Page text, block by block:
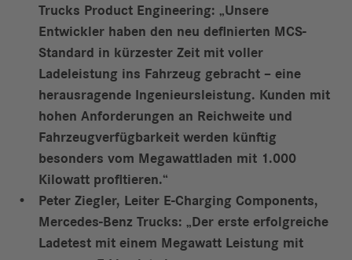
Trucks Product Engineering: „Unsere
Entwickler haben den neu definierten MCS-
Standard in kürzester Zeit mit voller
Ladeleistung ins Fahrzeug gebracht – eine
herausragende Ingenieursleistung. Kunden mit
hohen Anforderungen an Reichweite und
Fahrzeugverfügbarkeit werden künftig
besonders vom Megawattladen mit 1.000
Kilowatt profitieren.“
Peter Ziegler, Leiter E-Charging Components,
Mercedes-Benz Trucks: „Der erste erfolgreiche
Ladetest mit einem Megawatt Leistung mit